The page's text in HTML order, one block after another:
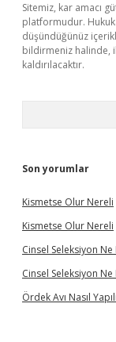
Sitemiz, kar amacı
platformudur.
düşündüğünüz
bildirmeniz halinde,
kaldırılacaktır.
Son yorumlar
Kismetse Olur Nereli
Kismetse Olur Nereli
Cinsel Seleksiyon
Cinsel Seleksiyon
Ördek Avı Nasıl